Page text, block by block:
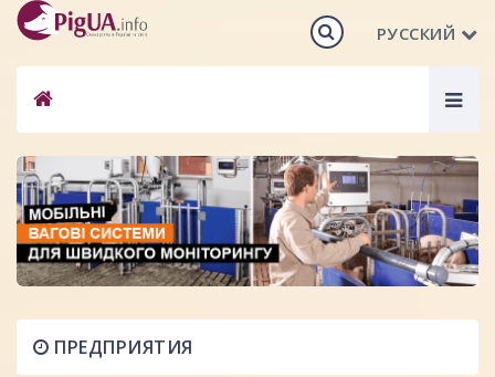
РУССКИЙ
ПРЕДПРИЯТИЯ